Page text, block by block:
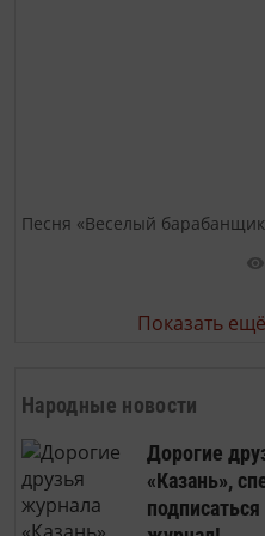
Песня «Веселый
Показать
Народные новости
Дорогие
«Казань»,